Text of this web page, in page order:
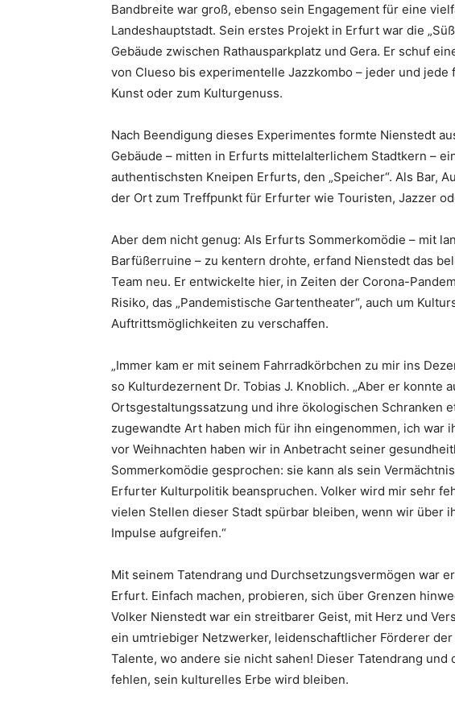
Bandbreite war groß, ebenso sein Engagement für eine
Landeshauptstadt. Sein erstes Projekt in Erfurt war die
Gebäude zwischen Rathausparkplatz und Gera. Er schuf
von Clueso bis experimentelle Jazzkombo – jeder und
Kunst oder zum Kulturgenuss.
Nach Beendigung dieses Experimentes formte Nienstedt
Gebäude – mitten in Erfurts mittelalterlichem Stadtkern –
authentischsten Kneipen Erfurts, den „Speicher“. Als Bar,
der Ort zum Treffpunkt für Erfurter wie Touristen, Jazzer
Aber dem nicht genug: Als Erfurts Sommerkomödie – mit
Barfüßerruine – zu kentern drohte, erfand Nienstedt das
Team neu. Er entwickelte hier, in Zeiten der Corona-
Risiko, das „Pandemistische Gartentheater“, auch um
Auftrittsmöglichkeiten zu verschaffen.
„Immer kam er mit seinem Fahrradkörbchen zu mir ins
so Kulturdezernent Dr. Tobias J. Knoblich. „Aber er konnte
Ortsgestaltungssatzung und ihre ökologischen Schranken
zugewandte Art haben mich für ihn eingenommen, ich war
vor Weihnachten haben wir in Anbetracht seiner
Sommerkomödie gesprochen: sie kann als sein
Erfurter Kulturpolitik beanspruchen. Volker wird mir sehr
vielen Stellen dieser Stadt spürbar bleiben, wenn wir über
Impulse aufgreifen.“
Mit seinem Tatendrang und Durchsetzungsvermögen war
Erfurt. Einfach machen, probieren, sich über Grenzen
Volker Nienstedt war ein streitbarer Geist, mit Herz und
ein umtriebiger Netzwerker, leidenschaftlicher Förderer
Talente, wo andere sie nicht sahen! Dieser Tatendrang
fehlen, sein kulturelles Erbe wird bleiben.